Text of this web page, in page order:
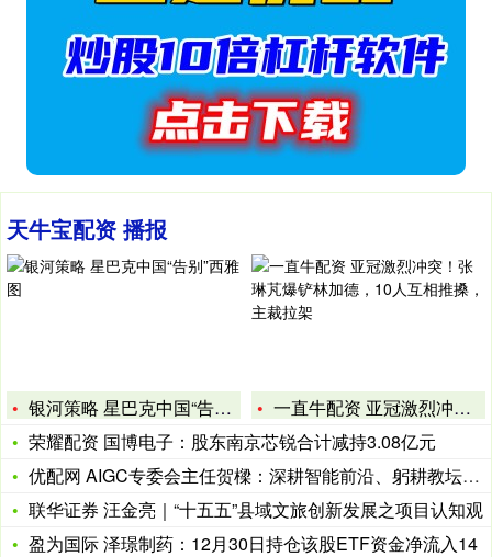
天牛宝配资 播报
银河策略 星巴克中国“告别”西雅图
一直牛配资 亚冠激烈冲突！张琳芃爆铲林加德，10人互相推搡，
荣耀配资 国博电子：股东南京芯锐合计减持3.08亿元
优配网 AIGC专委会主任贺樑：深耕智能前沿、躬耕教坛沃土
联华证券 汪金亮｜“十五五”县域文旅创新发展之项目认知观
盈为国际 泽璟制药：12月30日持仓该股ETF资金净流入14